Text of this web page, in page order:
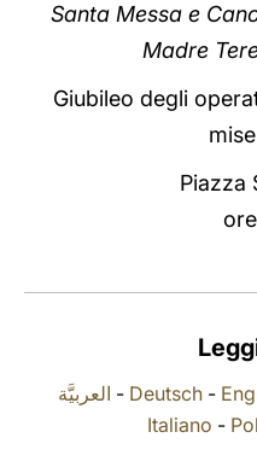
Santa Messa e
Madre
Giubileo degli
Piazza
العربيَّة - Deutsch-
Italiano -